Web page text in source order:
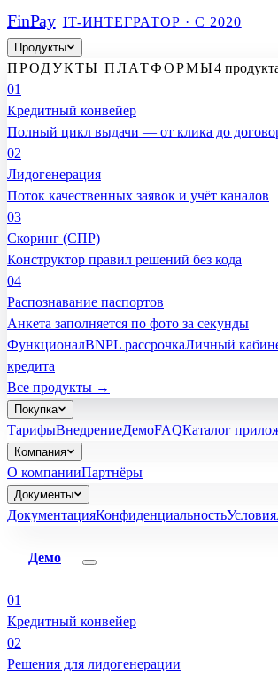
FinPay IT-ИНТЕГРАТОР · С 2020
Продукты
ПРОДУКТЫ ПЛАТФОРМЫ4
01
Кредитный конвейер
Полный цикл выдачи — от клика до
02
Лидогенерация
Поток качественных заявок и учёт каналов
03
Скоринг (СПР)
Конструктор правил решений без кода
04
Распознавание паспортов
Анкета заполняется по фото за секунды
ФункционалBNPL рассрочкаЛичный
кредита
Все продукты →
Покупка
ТарифыВнедрениеДемоFAQКаталог
Компания
О компанииПартнёры
Документы
ДокументацияКонфиденциальностьУсловия
Демо
01
Кредитный конвейер
02
Решения для лидогенерации